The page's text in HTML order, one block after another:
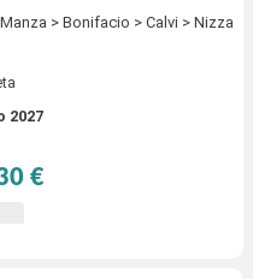
> Bonifacio > Calvi > Nizza
2027
€